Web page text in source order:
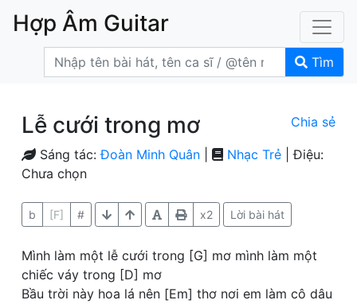
Hợp Âm Guitar
Tìm
Lễ cưới trong mơ Chia sẻ
Sáng tác:Đoàn Minh Quân Nhạc Trẻ | Điệu:
Chưa chọn
b [F] # x2 Lời bài hát
Mình làm một lễ cưới trong [G] mơ mình làm một
chiếc váy trong [D] mơ
Bầu trời này hoa lá nên [Em] thơ nơi em làm cô dâu